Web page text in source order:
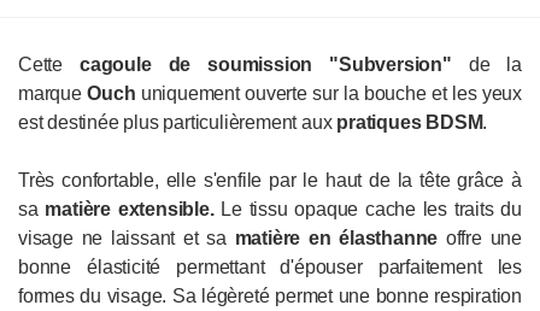
Cette cagoule de soumission "Subversion" de la
marqueOuch uniquement ouverte sur la bouche et les yeux
est destinée plus particulièrement aux pratiques BDSM.
Très confortable, elle s'enfile par le haut de la tête grâce à
sa matière extensible.Le tissu opaque cache les traits du
visage ne laissant et sa matière en élasthanne offre une
bonne élasticité permettant d'épouser parfaitement les
formes du visage. Sa légèreté permet une bonne respiration